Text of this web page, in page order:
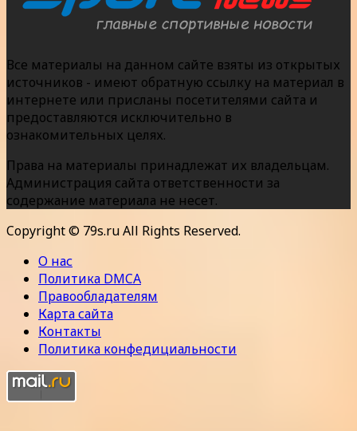
Все материалы на данном сайте взяты из открытых
источников - имеют обратную ссылку на материал в
интернете или присланы посетителями сайта и
предоставляются исключительно в
ознакомительных целях.
Права на материалы принадлежат их владельцам.
Администрация сайта ответственности за
содержание материала не несет.
Copyright © 79s.ru All Rights Reserved.
О нас
Политика DMCA
Правообладателям
Карта сайта
Контакты
Политика конфедициальности